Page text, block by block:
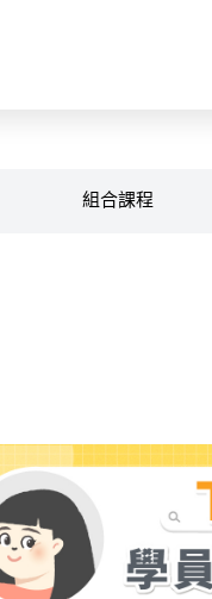
組合課程